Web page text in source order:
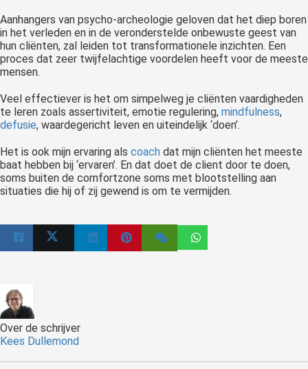
Aanhangers van psycho-archeologie geloven dat het diep boren
in het verleden en in de veronderstelde onbewuste geest van
hun cliënten, zal leiden tot transformationele inzichten. Een
proces dat zeer twijfelachtige voordelen heeft voor de meeste
mensen.
Veel effectiever is het om simpelweg je cliënten vaardigheden
te leren zoals assertiviteit, emotie regulering, mindfulness,
defusie, waardegericht leven en uiteindelijk ‘doen’.
Het is ook mijn ervaring als coach dat mijn cliënten het meeste
baat hebben bij ‘ervaren’. En dat doet de client door te doen,
soms buiten de comfortzone soms met blootstelling aan
situaties die hij of zij gewend is om te vermijden.
Over de schrijver
Kees Dullemond